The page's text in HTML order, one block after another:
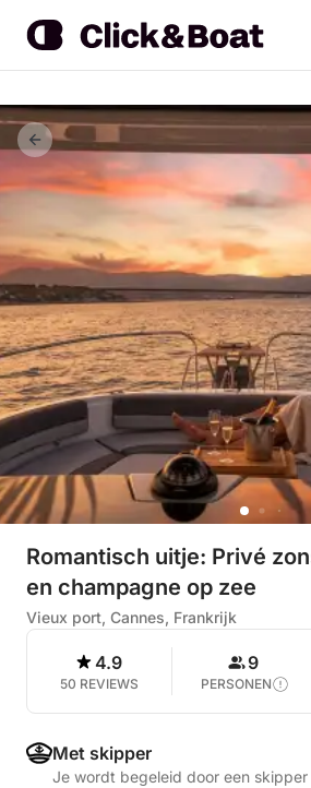
Romantisch uitje: Privé
en champagne op zee
Vieux port, Cannes, Frankrijk
4.9
50 REVIEWS
9
PERSONEN
Met skipper
Je wordt begeleid door een skipper